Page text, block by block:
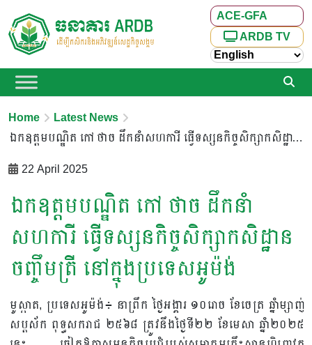
ACE-GFA
ARDB TV
Home
Latest News
ឯកឧត្តម​បណ្ឌិត​ កៅ​ ថាច​ ដឹក​នាំ​សហការី​ ធ្វើទស្សនកិច្ចសិក្សា​កសិដ្ឋាន​ចញ្ចឹម​ត្រី​​ នៅក្នុងប្រទេស​អូម៉ង់​
22 April 2025
ឯកឧត្តម​បណ្ឌិត​ កៅ​ ថាច​ ដឹក​នាំ​
សហការី​ ធ្វើទស្សនកិច្ចសិក្សា​កសិដ្ឋាន​
ចញ្ចឹម​ត្រី​​ នៅក្នុងប្រទេស​អូម៉ង់​
មូស្កាត,​ ប្រទេស​អូម៉ង់​៖​ នាព្រឹក​​ ថ្ងៃអង្គារ ១០រោច ខែចេត្រ ឆ្នាំម្សាញ់
សប្តស័ក ពុទ្ធសករាជ ២៥៦៨ ត្រូវនឹងថ្ងៃទី២២ ខែមេសា ឆ្នាំ២០២៥​